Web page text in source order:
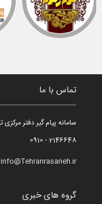
تماس با ما
2146648 - 0910
info@Tehranrasaneh.ir
گروه های خبری